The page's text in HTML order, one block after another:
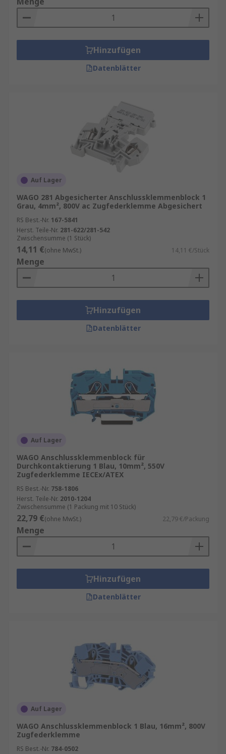
Hinzufügen
Datenblätter
Auf Lager
WAGO 281 Abgesicherter Anschlussklemmenblock 1
Grau, 4mm², 800V ac Zugfederklemme Abgesichert
RS Best.-Nr. 167-5841
Herst. Teile-Nr. 281-622/281-542
Zwischensumme (1 Stück)
14,11 €(ohne MwSt.) 14,11 €/Stück
Menge
Hinzufügen
Datenblätter
Auf Lager
WAGO Anschlussklemmenblock für
Durchkontaktierung 1 Blau, 10mm², 550V
Zugfederklemme IECEx/ATEX
RS Best.-Nr. 758-1806
Herst. Teile-Nr. 2010-1204
Zwischensumme (1 Packung mit 10 Stück)
22,79 €(ohne MwSt.) 22,79 €/Packung
Menge
Hinzufügen
Datenblätter
Auf Lager
WAGO Anschlussklemmenblock 1 Blau, 16mm², 800V
Zugfederklemme
RS Best.-Nr. 784-0502